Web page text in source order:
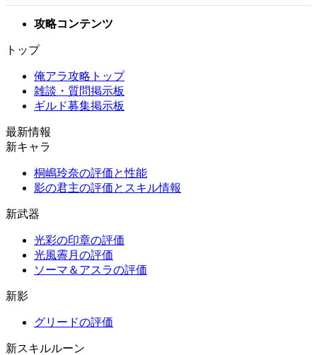
攻略コンテンツ
トップ
俺アラ攻略トップ
雑談・質問掲示板
ギルド募集掲示板
最新情報
新キャラ
桐嶋玲奈の評価と性能
影の君主の評価とスキル情報
新武器
光彩の印章の評価
光風霽月の評価
ソーマ＆アスラの評価
新影
グリードの評価
新スキルルーン